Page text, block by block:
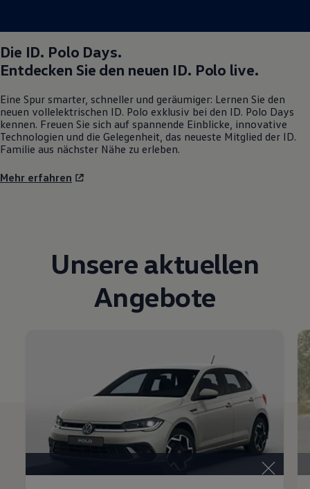
Die ID. Polo Days.
Entdecken Sie den neuen ID. Polo live.
Eine Spur smarter, schneller und geräumiger: Lernen Sie den
neuen vollelektrischen ID. Polo exklusiv bei den ID. Polo Days
kennen. Freuen Sie sich auf spannende Einblicke, innovative
Technologien und die Gelegenheit, das neueste Mitglied der ID.
Familie aus nächster Nähe zu erleben.
Mehr erfahren
Unsere aktuellen
Angebote